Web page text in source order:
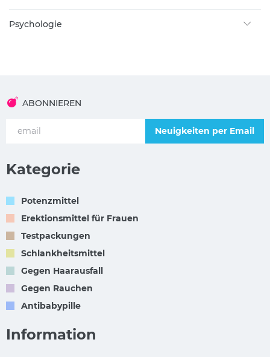
Psychologie
ABONNIEREN
Neuigkeiten per Email
Kategorie
Potenzmittel
Erektionsmittel für Frauen
Testpackungen
Schlankheitsmittel
Gegen Haarausfall
Gegen Rauchen
Antibabypille
Information